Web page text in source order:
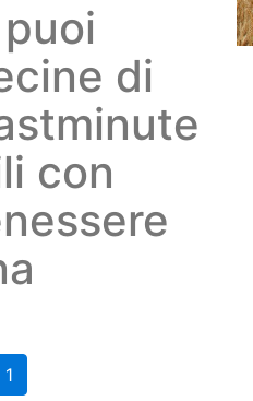
di
con
1